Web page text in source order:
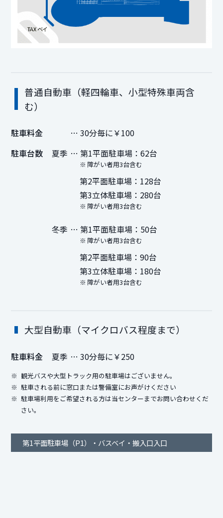
普通自動車（軽四輪車、小型特殊車両含
む）
駐車料金
… 30分毎に￥100
駐車台数
夏季 … 第1平面駐車場：62台
障がい者用3台含む
第2平面駐車場：128台
第3立体駐車場：280台
障がい者用3台含む
冬季 … 第1平面駐車場：50台
障がい者用3台含む
第2平面駐車場：90台
第3立体駐車場：180台
障がい者用3台含む
大型自動車（マイクロバス程度まで）
駐車料金 夏季 … 30分毎に￥250
観光バスや大型トラック用の駐車場はございません。
駐車される前に窓口または警備室にお声がけください
駐車場利用をご希望される方は当センターまでお問い合わせくだ
さい。
第1平面駐車場（P1）・バスベイ・搬入口入口